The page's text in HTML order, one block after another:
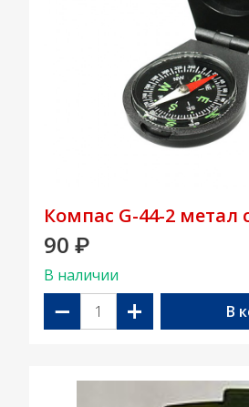
Компас G-44-2 метал
90 ₽
В наличии
− + В